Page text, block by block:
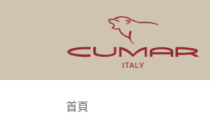
首頁